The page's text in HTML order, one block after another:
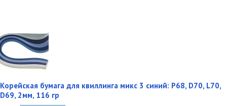
Корейская бумага для квиллинга микс 3 синий: P68, D70, L70,
D69, 2мм, 116 гр